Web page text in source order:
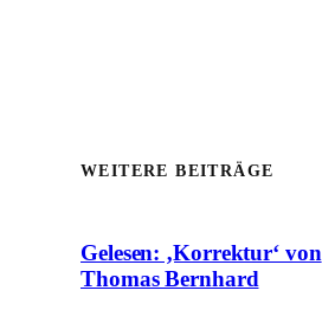
WEITERE BEITRÄGE
Gelesen: ‚Korrektur‘ von
Thomas Bernhard